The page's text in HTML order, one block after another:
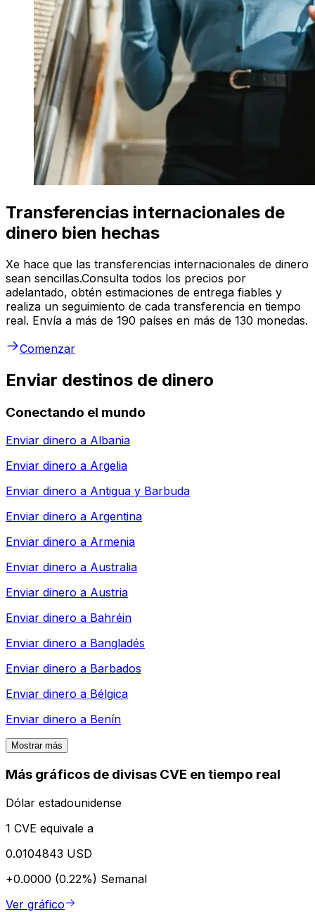
Transferencias internacionales de
dinero bien hechas
Xe hace que las transferencias internacionales de dinero
sean sencillas.Consulta todos los precios por
adelantado, obtén estimaciones de entrega fiables y
realiza un seguimiento de cada transferencia en tiempo
real. Envía a más de 190 países en más de 130 monedas.
Comenzar
Enviar destinos de dinero
Conectando el mundo
Enviar dinero a Albania
Enviar dinero a Argelia
Enviar dinero a Antigua y Barbuda
Enviar dinero a Argentina
Enviar dinero a Armenia
Enviar dinero a Australia
Enviar dinero a Austria
Enviar dinero a Bahréin
Enviar dinero a Bangladés
Enviar dinero a Barbados
Enviar dinero a Bélgica
Enviar dinero a Benín
Mostrar más
Más gráficos de divisas CVE en tiempo real
Dólar estadounidense
1 CVE equivale a
0.0104843 USD
+0.0000 (0.22%) Semanal
Ver gráfico